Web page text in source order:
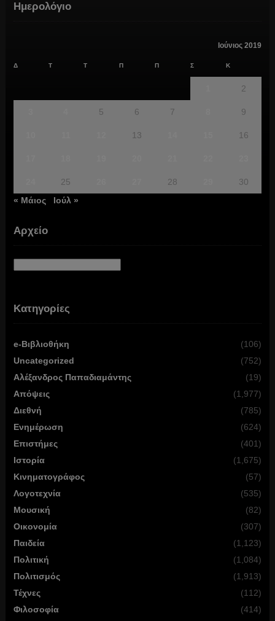
Ημερολόγιο
Ιούνιος 2019
Δ Τ Τ Π Π Σ Κ
2
5 6 7 9
13 16
25 28
30
« Μάιος
Ιούλ »
Αρχείο
Κατηγορίες
e-Βιβλιοθήκη
(106)
Uncategorized
(752)
Αλέξανδρος Παπαδιαμάντης
(19)
Απόψεις
(1,977)
Διεθνή
(785)
Ενημέρωση
(624)
Επιστήμες
(401)
Ιστορία
(1,675)
Κινηματογράφος
(57)
Λογοτεχνία
(535)
Μουσική
(82)
Οικονομία
(307)
Παιδεία
(1,123)
Πολιτική
(1,084)
Πολιτισμός
(1,913)
Τέχνες
(112)
Φιλοσοφία
(414)